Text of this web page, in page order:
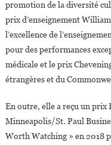
promotion de la diversité
prix d’enseignement
l’excellence de
pour des performances
médicale et le prix
étrangères et du
En outre, elle a reçu un prix
Minneapolis/St. Paul
Worth Watching » en 2018